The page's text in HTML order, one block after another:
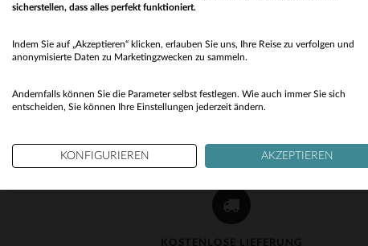
KOSTENLOSE LIEFERUNG
Erhalten Sie per E-Mail unsere Aktionen und guten
OK
sicherstellen, dass alles perfekt funktioniert.
Indem Sie auf „Akzeptieren“ klicken, erlauben Sie uns, Ihre Reise zu verfolgen und
anonymisierte Daten zu Marketingzwecken zu sammeln.
Andernfalls können Sie die Parameter selbst festlegen. Wie auch immer Sie sich
entscheiden, Sie können Ihre Einstellungen jederzeit ändern.
KONFIGURIEREN AKZEPTIEREN